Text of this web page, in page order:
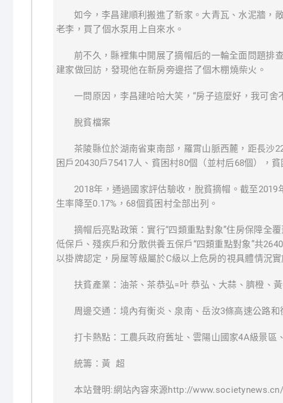
如今，李昌建順利搬進了新家。大青瓦、水泥牆，
老李，買了個水泵用上自來水。
前不久，縣裡集中開展了摘帽后的一輪全面問題排
建家做回訪，發現他在新房旁邊搭了個木棚燒柴火。
一問原因，李昌建哈哈大笑，“房子這麼好，我可舍
脫貧檔案
茶陵縣位於湖南省東南部，羅霄山脈西麓，距長沙
困戶20430戶75417人、貧困村80個（並村后68個），貧
2018年，通過國家評估驗收，脫貧摘帽。截至
生率降至0.17%，68個貧困村全部出列。
摘帽后亮點政策：實行“四類重點對象”住房保障全
低保戶、殘疾戶和分散供養五保戶“四類重點對象”共
以掛牌認定，房屋等級屬於C級以上危房的視具體情況
扶貧產業：油茶、茶恭弘=叶 恭弘、大蒜、臍橙、
周邊交通：境內有衡炎、泉南、岳汝3條高速公路
打卡熱點：工農兵政府舊址、雲陽山國家4A級景區
統籌：黃 超
本站聲明:網站內容來源http://